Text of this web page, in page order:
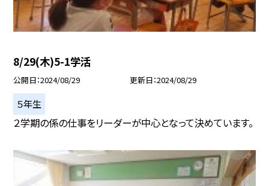
8/29(木)5-1学活
公開日 2024/08/29 更新日 2024/08/29
５年生
２学期の係の仕事をリーダーが中心となって決めています。